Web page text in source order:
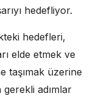
hedefliyor.
hedefleri,
elde etmek ve
taşımak üzerine
adımlar